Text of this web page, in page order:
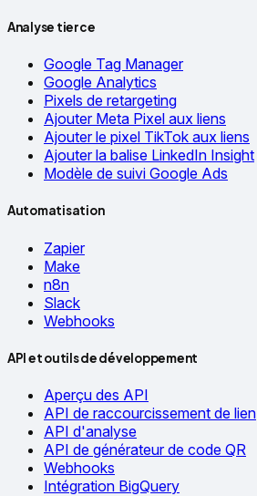
Analyse tierce
Google Tag Manager
Google Analytics
Pixels de retargeting
Ajouter Meta Pixel aux liens
Ajouter le pixel TikTok aux liens
Ajouter la balise LinkedIn Insight
Modèle de suivi Google Ads
Automatisation
Zapier
Make
n8n
Slack
Webhooks
API et outils de développement
Aperçu des API
API de raccourcissement de lien
API d'analyse
API de générateur de code QR
Webhooks
Intégration BigQuery